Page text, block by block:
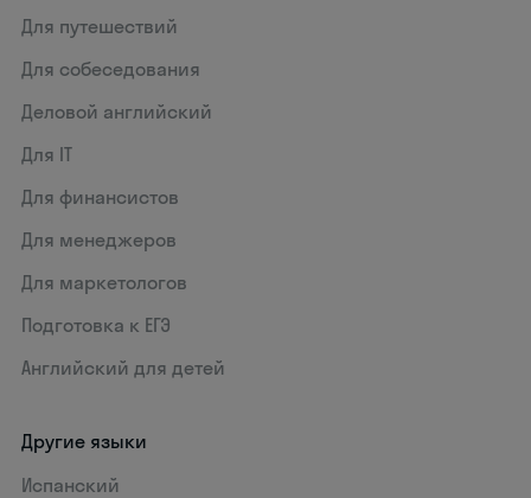
Для путешествий
Для собеседования
Деловой английский
Для IT
Для финансистов
Для менеджеров
Для маркетологов
Подготовка к ЕГЭ
Английский для детей
Другие языки
Испанский